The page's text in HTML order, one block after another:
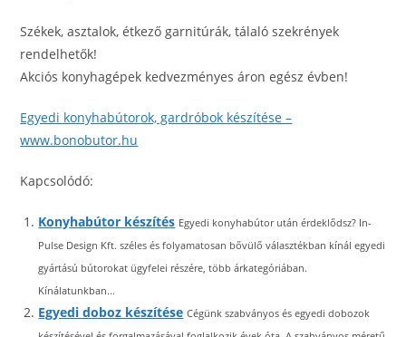
Székek, asztalok, étkező garnitúrák, tálaló szekrények
rendelhetők!
Akciós konyhagépek kedvezményes áron egész évben!
Egyedi konyhabútorok, gardróbok készítése –
www.bonobutor.hu
Kapcsolódó:
Konyhabútor készítés Egyedi konyhabútor után érdeklődsz? In-
Pulse Design Kft. széles és folyamatosan bővülő választékban kínál egyedi
gyártású bútorokat ügyfelei részére, több árkategóriában.
Kínálatunkban...
Egyedi doboz készítése Cégünk szabványos és egyedi dobozok